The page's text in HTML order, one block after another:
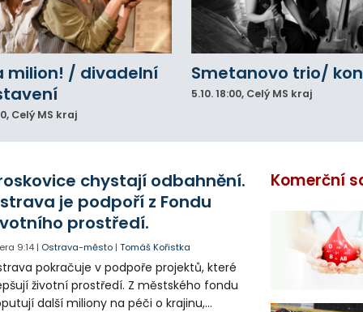
milion! / divadelní
, Celý MS kraj
Smetanovo trio/
5.10.18:00, Celý MS kraj
chystají odbahnění.
je podpoří z Fondu
prostředí.
9:14 | Ostrava-město |Tomáš Kořistka
pokračuje v podpoře projektů, které
životní prostředí. Z městského fondu
další miliony na péči o krajinu,
Komerční